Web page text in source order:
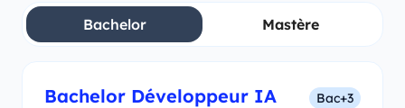
Bachelor Mastère
Bachelor Développeur IA
Bac+3